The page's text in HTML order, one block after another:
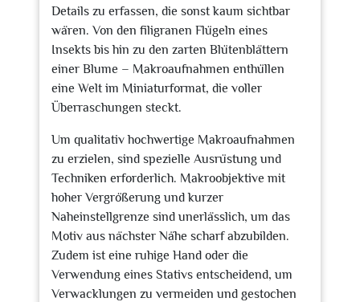
Details zu erfassen, die sonst kaum sichtbar
wären. Von den filigranen Flügeln eines
Insekts bis hin zu den zarten Blütenblättern
einer Blume – Makroaufnahmen enthüllen
eine Welt im Miniaturformat, die voller
Überraschungen steckt.
Um qualitativ hochwertige Makroaufnahmen
zu erzielen, sind spezielle Ausrüstung und
Techniken erforderlich. Makroobjektive mit
hoher Vergrößerung und kurzer
Naheinstellgrenze sind unerlässlich, um das
Motiv aus nächster Nähe scharf abzubilden.
Zudem ist eine ruhige Hand oder die
Verwendung eines Stativs entscheidend, um
Verwacklungen zu vermeiden und gestochen